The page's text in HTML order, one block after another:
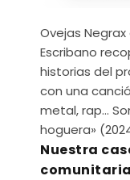
Ovejas
Escribano
historias del
con una
metal, rap…
hoguera»
Nuestra